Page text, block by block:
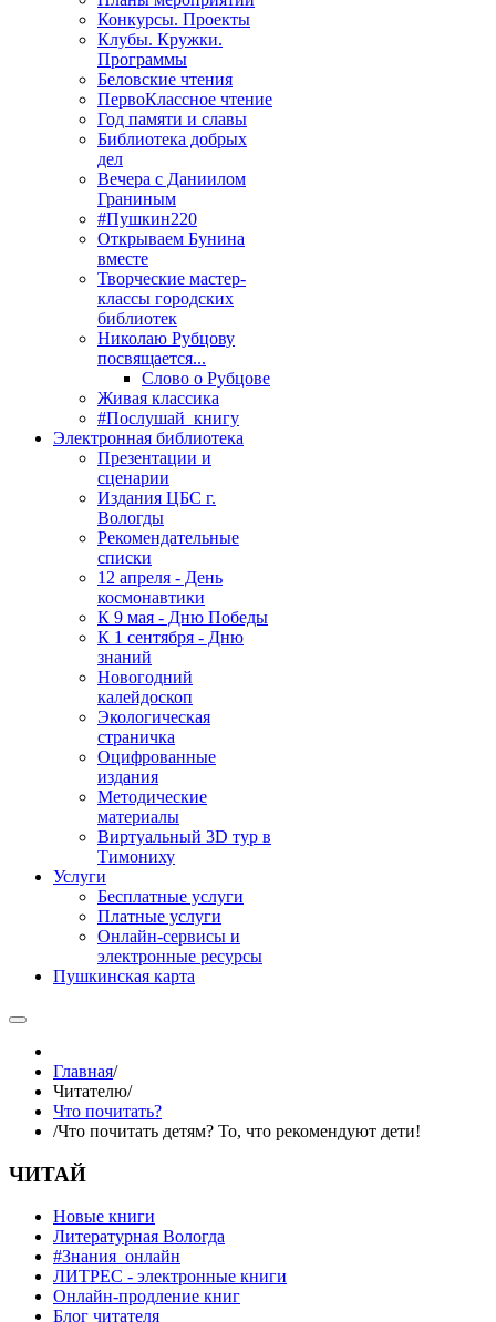
Конкурсы. Проекты
Клубы. Кружки.
Программы
Беловские чтения
ПервоКлассное чтение
Год памяти и славы
Библиотека добрых
дел
Вечера с Даниилом
Граниным
#Пушкин220
Открываем Бунина
вместе
Творческие мастер-
классы городских
библиотек
Николаю Рубцову
посвящается...
Слово о Рубцове
Живая классика
#Послушай_книгу
Электронная библиотека
Презентации и
сценарии
Издания ЦБС г.
Вологды
Рекомендательные
списки
12 апреля - День
космонавтики
К 9 мая - Дню Победы
К 1 сентября - Дню
знаний
Новогодний
калейдоскоп
Экологическая
страничка
Оцифрованные
издания
Методические
материалы
Виртуальный 3D тур в
Тимониху
Услуги
Бесплатные услуги
Платные услуги
Онлайн-сервисы и
электронные ресурсы
Пушкинская карта
Главная/
Читателю/
Что почитать?
/Что почитать детям? То, что рекомендуют дети!
ЧИТАЙ
Новые книги
Литературная Вологда
#Знания_онлайн
ЛИТРЕС - электронные книги
Онлайн-продление книг
Блог читателя